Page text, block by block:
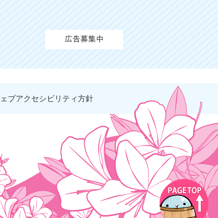
ブアクセシビリティ方針